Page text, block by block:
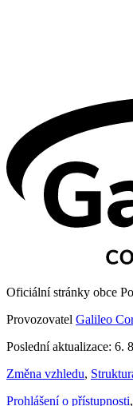
Oficiální stránky obce
Provozovatel Galileo
Poslední aktualizace: 6.
Změna vzhledu,
Prohlášení o přístupnosti,